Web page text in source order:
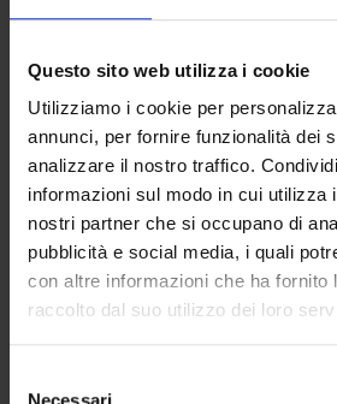
Questo sito web utilizza i cookie
Utilizziamo i cookie per
annunci, per fornire funzionalità dei
analizzare il nostro traffico.
informazioni sul modo in cui utilizza
nostri partner che si occupano di
pubblicità e social media, i quali
con altre informazioni che ha fornito
raccolto dal suo utilizzo dei loro
Necessari